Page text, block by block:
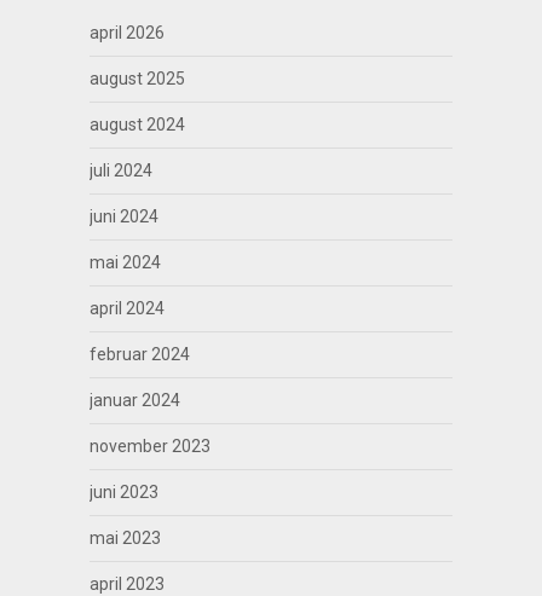
april 2026
august 2025
august 2024
juli 2024
juni 2024
mai 2024
april 2024
februar 2024
januar 2024
november 2023
juni 2023
mai 2023
april 2023